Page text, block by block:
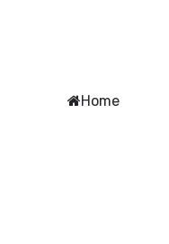
Home